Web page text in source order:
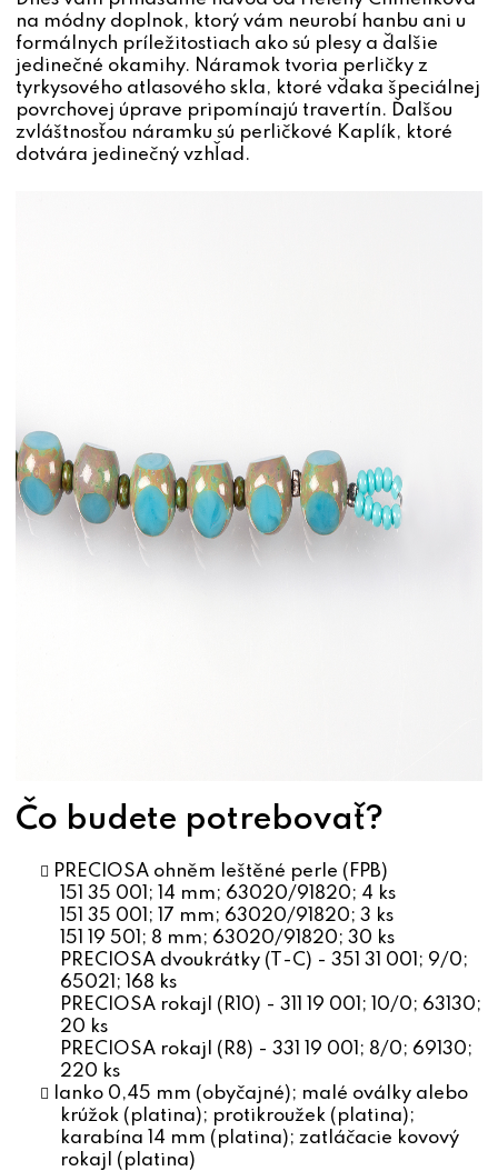
na módny doplnok, ktorý vám neurobí hanbu ani u
formálnych príležitostiach ako sú plesy a ďalšie
jedinečné okamihy. Náramok tvoria perličky z
tyrkysového atlasového skla, ktoré vďaka špeciálnej
povrchovej úprave pripomínajú travertín. Ďalšou
zvláštnosťou náramku sú perličkové Kaplík, ktoré
dotvára jedinečný vzhľad.
Čo budete potrebovať?
PRECIOSA ohněm leštěné perle (FPB)
151 35 001; 14 mm; 63020/91820; 4 ks
151 35 001; 17 mm; 63020/91820; 3 ks
151 19 501; 8 mm; 63020/91820; 30 ks
PRECIOSA dvoukrátky (T-C) - 351 31 001; 9/0;
65021; 168 ks
PRECIOSA rokajl (R10) - 311 19 001; 10/0; 63130;
20 ks
PRECIOSA rokajl (R8) - 331 19 001; 8/0; 69130;
220 ks
lanko 0,45 mm (obyčajné); malé oválky alebo
krúžok (platina); protikroužek (platina);
karabína 14 mm (platina); zatláčacie kovový
rokajl (platina)